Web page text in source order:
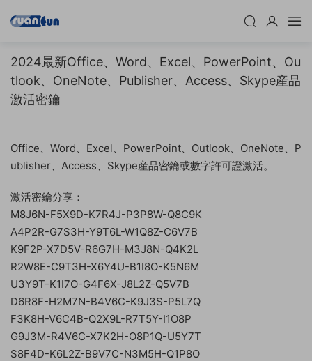
2024最新Office、Word、Excel、PowerPoint、Ou
tlook、OneNote、Publisher、Access、Skype産品
激活密鑰
Office、Word、Excel、PowerPoint、Outlook、OneNote、P
ublisher、Access、Skype産品密鑰或數字許可證激活。
激活密鑰分享：
M8J6N-F5X9D-K7R4J-P3P8W-Q8C9K
A4P2R-G7S3H-Y9T6L-W1Q8Z-C6V7B
K9F2P-X7D5V-R6G7H-M3J8N-Q4K2L
R2W8E-C9T3H-X6Y4U-B1I8O-K5N6M
U3Y9T-K1I7O-G4F6X-J8L2Z-Q5V7B
D6R8F-H2M7N-B4V6C-K9J3S-P5L7Q
F3K8H-V6C4B-Q2X9L-R7T5Y-I1O8P
G9J3M-R4V6C-X7K2H-O8P1Q-U5Y7T
S8F4D-K6L2Z-B9V7C-N3M5H-Q1P8O